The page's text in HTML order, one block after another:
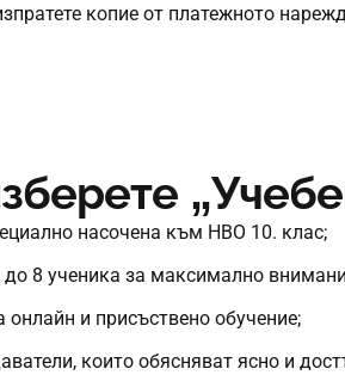
копие от платежното
насочена към НВО 10. клас;
8 ученика за максимално
и присъствено обучение;
които обясняват ясно и